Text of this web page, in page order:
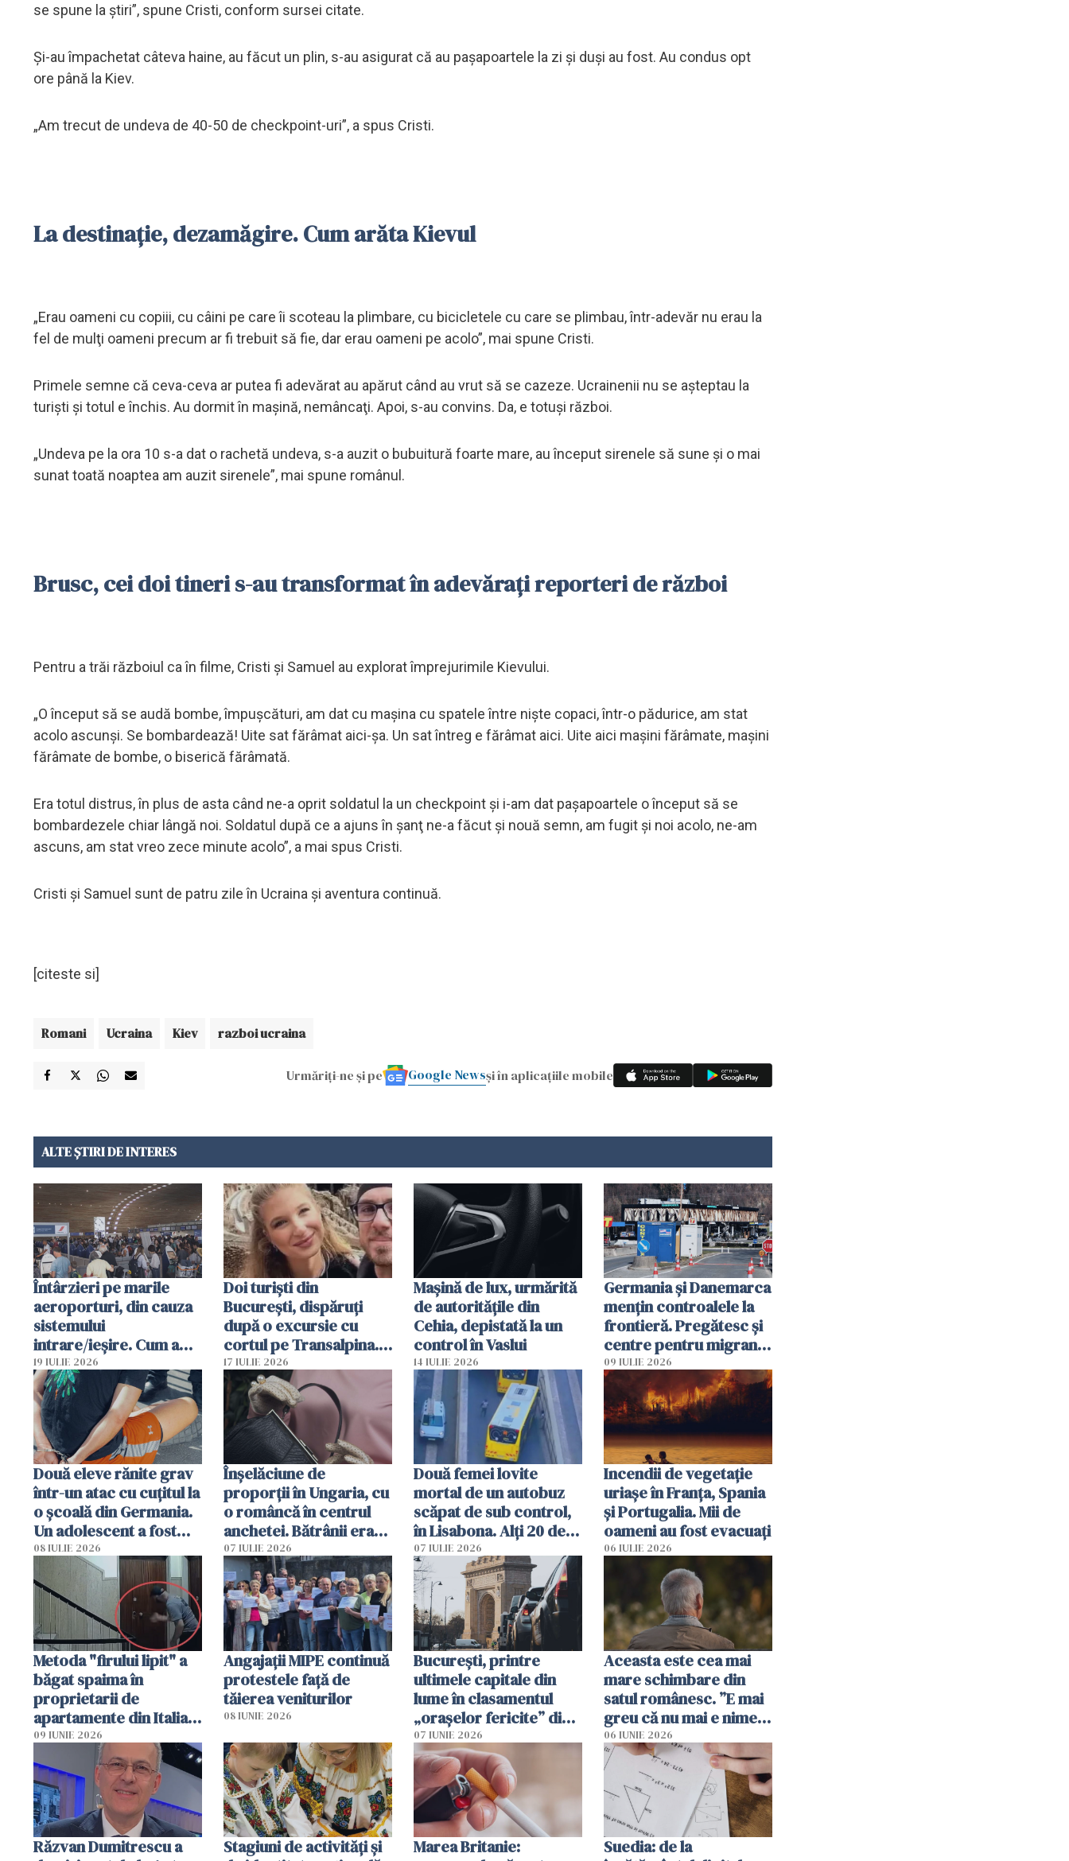
se spune la ştiri”, spune Cristi, conform sursei citate.
Şi-au împachetat câteva haine, au făcut un plin, s-au asigurat că au paşapoartele la zi şi duşi au fost. Au condus opt
ore până la Kiev.
„Am trecut de undeva de 40-50 de checkpoint-uri”, a spus Cristi.
La destinaţie, dezamăgire. Cum arăta Kievul
„Erau oameni cu copiii, cu câini pe care îi scoteau la plimbare, cu bicicletele cu care se plimbau, într-adevăr nu erau la
fel de mulţi oameni precum ar fi trebuit să fie, dar erau oameni pe acolo”, mai spune Cristi.
Primele semne că ceva-ceva ar putea fi adevărat au apărut când au vrut să se cazeze. Ucrainenii nu se aşteptau la
turişti şi totul e închis. Au dormit în maşină, nemâncaţi. Apoi, s-au convins. Da, e totuşi război.
„Undeva pe la ora 10 s-a dat o rachetă undeva, s-a auzit o bubuitură foarte mare, au început sirenele să sune şi o mai
sunat toată noaptea am auzit sirenele”, mai spune românul.
Brusc, cei doi tineri s-au transformat în adevăraţi reporteri de război
Pentru a trăi războiul ca în filme, Cristi şi Samuel au explorat împrejurimile Kievului.
„O început să se audă bombe, împuşcături, am dat cu maşina cu spatele între nişte copaci, într-o pădurice, am stat
acolo ascunşi. Se bombardează! Uite sat fărâmat aici-şa. Un sat întreg e fărâmat aici. Uite aici maşini fărâmate, maşini
fărâmate de bombe, o biserică fărâmată.
Era totul distrus, în plus de asta când ne-a oprit soldatul la un checkpoint şi i-am dat paşapoartele o început să se
bombardezele chiar lângă noi. Soldatul după ce a ajuns în şanţ ne-a făcut şi nouă semn, am fugit şi noi acolo, ne-am
ascuns, am stat vreo zece minute acolo”, a mai spus Cristi.
Cristi şi Samuel sunt de patru zile în Ucraina şi aventura continuă.
[citeste si]
Romani Ucraina Kiev razboi ucraina
Urmăriți-ne și pe Google Newsși în aplicațiile mobile
ALTE ȘTIRI DE INTERES
Întârzieri pe marile
aeroporturi, din cauza
sistemului
intrare/ieșire. Cum a
ajuns o femeie să fie
arestată în Cluj-Napoca
19 IULIE 2026
Doi turiști din
București, dispăruți
după o excursie cu
cortul pe Transalpina.
Poliția și familia îi caută
17 IULIE 2026
Mașină de lux, urmărită
de autoritățile din
Cehia, depistată la un
control în Vaslui
14 IULIE 2026
Germania și Danemarca
mențin controalele la
frontieră. Pregătesc și
centre pentru migranții
respinși din UE
09 IULIE 2026
Două eleve rănite grav
într-un atac cu cuțitul la
o școală din Germania.
Un adolescent a fost
arestat
08 IULIE 2026
Înșelăciune de
proporții în Ungaria, cu
o româncă în centrul
anchetei. Bătrânii erau
puși să lase la poartă
genți cu aur și bani
07 IULIE 2026
Două femei lovite
mortal de un autobuz
scăpat de sub control,
în Lisabona. Alți 20 de
oameni sunt răniți
07 IULIE 2026
Incendii de vegetație
uriașe în Franța, Spania
și Portugalia. Mii de
oameni au fost evacuați
06 IULIE 2026
Metoda "firului lipit" a
băgat spaima în
proprietarii de
apartamente din Italia.
Poliția, sesizată
09 IUNIE 2026
Angajaţii MIPE continuă
protestele faţă de
tăierea veniturilor
08 IUNIE 2026
București, printre
ultimele capitale din
lume în clasamentul
„orașelor fericite” din
2026
07 IUNIE 2026
Aceasta este cea mai
mare schimbare din
satul românesc. ”E mai
greu că nu mai e nimeni
pe-aici, prin jur”
06 IUNIE 2026
Răzvan Dumitrescu a
Stagiuni de activități și
Marea Britanie:
Suedia: de la